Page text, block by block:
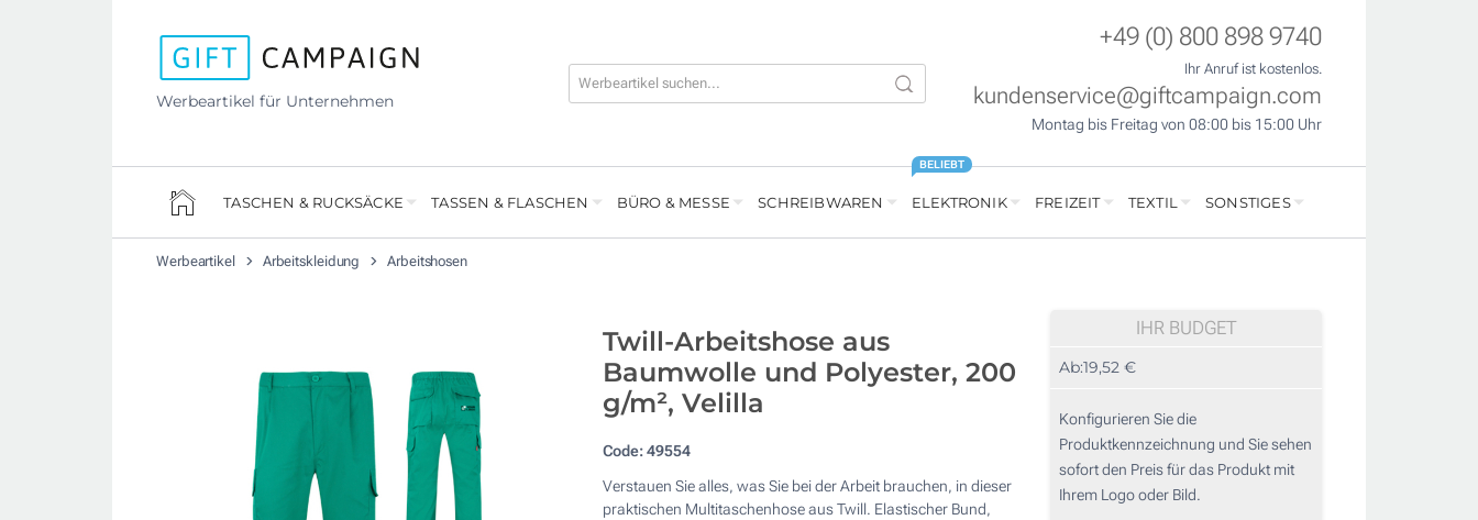
Werbeartikel für Unternehmen
+49 (0) 800 898 9740
Ihr Anruf ist kostenlos.
kundenservice@giftcampaign.com
Montag bis Freitag von 08:00 bis 15:00 Uhr
TASCHEN & RUCKSÄCKE TASSEN & FLASCHEN BÜRO & MESSE SCHREIBWAREN ELEKTRONIK
BELIEBT
FREIZEIT TEXTIL SONSTIGES
Werbeartikel Arbeitskleidung Arbeitshosen
Twill-Arbeitshose aus
Baumwolle und Polyester, 200
g/m², Velilla
Code:49554
Verstauen Sie alles, was Sie bei der Arbeit brauchen, in dieser
praktischen Multitaschenhose aus Twill. Elastischer Bund,
IHR BUDGET
Ab:19,52 €
Konfigurieren Sie die
Produktkennzeichnung und Sie sehen
sofort den Preis für das Produkt mit
Ihrem Logo oder Bild.